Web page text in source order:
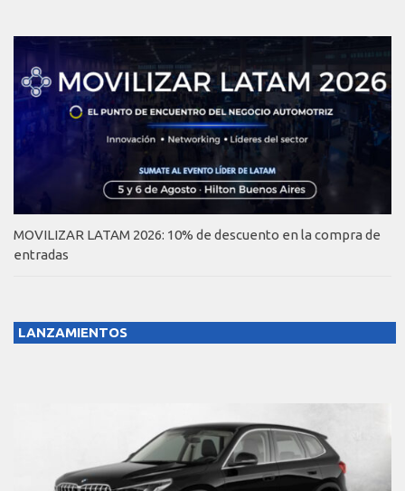
MOVILIZAR LATAM 2026: 10% de descuento en la compra de
entradas
LANZAMIENTOS